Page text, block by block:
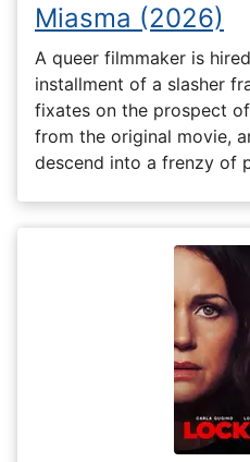
Miasma (2026)
A queer filmmaker is
installment of a slasher
fixates on the prospect of
from the original movie,
descend into a frenzy of